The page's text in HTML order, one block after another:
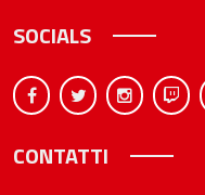
SOCIALS
CONTATTI